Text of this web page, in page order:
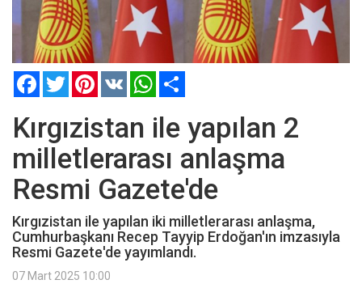
FacebookTwitterPinterest
VK WhatsApp
Kırgızistan ile yapılan 2
milletlerarası anlaşma
Resmi Gazete'de
Kırgızistan ile yapılan iki milletlerarası anlaşma,
Cumhurbaşkanı Recep Tayyip Erdoğan'ın imzasıyla
Resmi Gazete'de yayımlandı.
07 Mart 2025 10:00